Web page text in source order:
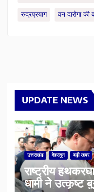
रुद्रप्रयाग वन दारोगा की
UPDATE NEWS
उत्तराखंड देहरादून बड़ी खबर
राष्ट्रीय
धामी ने उत्कृष्ट